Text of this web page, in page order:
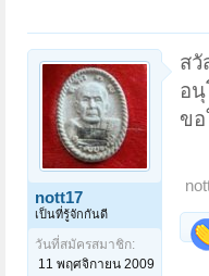
nott17
เป็นที่รู้จักกันดี
วันที่สมัครสมาชิก:
11 พฤศจิกายน 2009
สวั
อ
ขอ